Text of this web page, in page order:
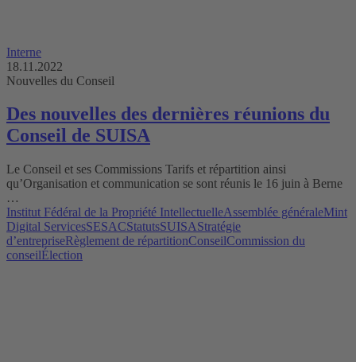
Interne
18.11.2022
Nouvelles du Conseil
Des nouvelles des dernières réunions du
Conseil de SUISA
Le Conseil et ses Commissions Tarifs et répartition ainsi
qu’Organisation et communication se sont réunis le 16 juin à Berne
…
Institut Fédéral de la Propriété IntellectuelleAssemblée généraleMint
Digital ServicesSESACStatutsSUISAStratégie
d’entrepriseRèglement de répartitionConseilCommission du
conseilÉlection